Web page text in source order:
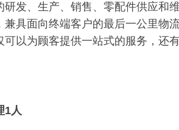
研发、生产、销售、零配件供应和
兼具面向终端客户的最后一公里物
可以为顾客提供一站式的服务，还
1人